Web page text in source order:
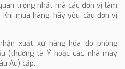
trọng nhất mà các đơn vị làm
mua hàng, hãy yêu cầu đơn vị
xuất xứ hàng hóa do phòng
(thường là Ý hoặc các nhà máy
Âu) cấp.